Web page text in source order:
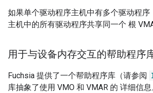
如果单个驱动程序主机中有多个驱动程序
主机中的所有驱动程序共享同一个 根
用于与设备内存交互的帮助程序
Fuchsia 提供了一个帮助程序库（请参阅
库抽象了使用 VMO 和 VMAR 的 详细信